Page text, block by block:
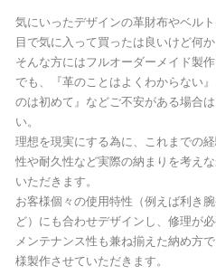
気にいったデザインの革財布やベル
目で気に入って買ったは良いけど何か
そんな方にはフルオーダーメイド製作
でも、『革のことはよくわからない
のは初めて』などご不安がある場合
い。
理想を現実にする為に、これまでの
性や耐久性など実際の納まりを考え
いただきます。
お客様個々の使用特性（例えば利き
ど）にも合わせデザインし、修理が
メンテナンス性も兼ね揃えた納め方
様製作させていただきます。